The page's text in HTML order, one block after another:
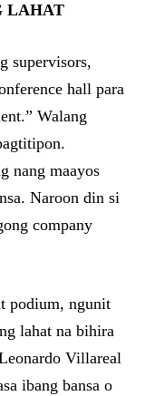
LAHAT
supervisors,
hall para
Walang
nang maayos
Naroon din si
company
podium, ngunit
lahat na bihira
Villareal
ibang bansa o